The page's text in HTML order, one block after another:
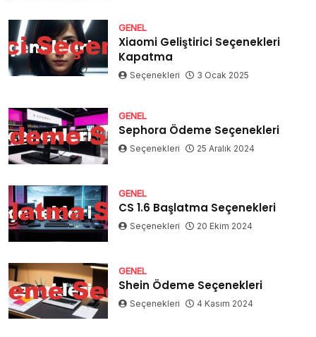
GENEL
Xiaomi Geliştirici Seçenekleri
Kapatma
Seçenekleri 3 Ocak 2025
GENEL
Sephora Ödeme Seçenekleri
Seçenekleri 25 Aralık 2024
GENEL
CS 1.6 Başlatma Seçenekleri
Seçenekleri 20 Ekim 2024
GENEL
Shein Ödeme Seçenekleri
Seçenekleri 4 Kasım 2024